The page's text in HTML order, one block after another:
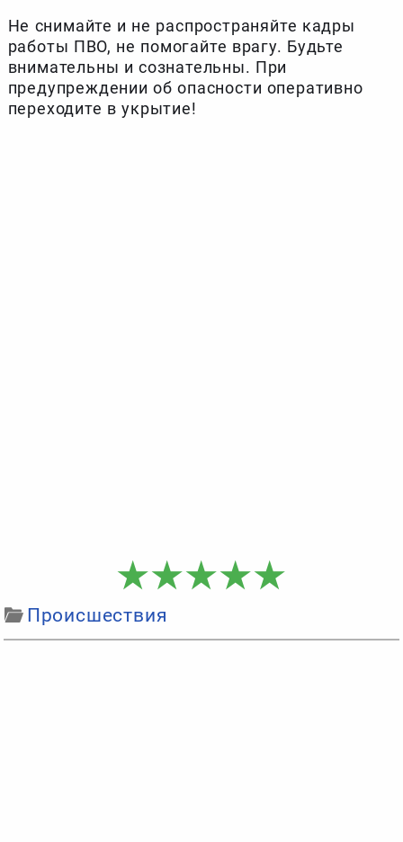
Не снимайте и не распространяйте кадры
работы ПВО, не помогайте врагу. Будьте
внимательны и сознательны. При
предупреждении об опасности оперативно
переходите в укрытие!
Происшествия